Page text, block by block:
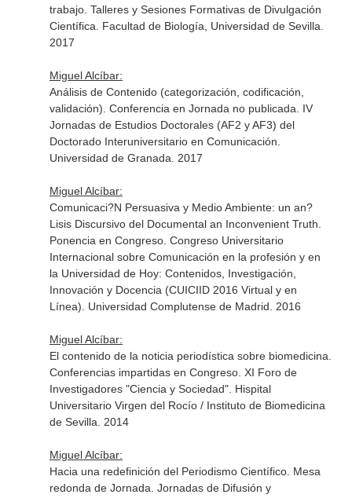
trabajo. Talleres y Sesiones Formativas de Divulgación
Científica. Facultad de Biología, Universidad de Sevilla.
2017
Miguel Alcíbar:
Análisis de Contenido (categorización, codificación,
validación). Conferencia en Jornada no publicada. IV
Jornadas de Estudios Doctorales (AF2 y AF3) del
Doctorado Interuniversitario en Comunicación.
Universidad de Granada. 2017
Miguel Alcíbar:
Comunicaci?N Persuasiva y Medio Ambiente: un an?
Lisis Discursivo del Documental an Inconvenient Truth.
Ponencia en Congreso. Congreso Universitario
Internacional sobre Comunicación en la profesión y en
la Universidad de Hoy: Contenidos, Investigación,
Innovación y Docencia (CUICIID 2016 Virtual y en
Línea). Universidad Complutense de Madrid. 2016
Miguel Alcíbar:
El contenido de la noticia periodística sobre biomedicina.
Conferencias impartidas en Congreso. XI Foro de
Investigadores "Ciencia y Sociedad". Hispital
Universitario Virgen del Rocío / Instituto de Biomedicina
de Sevilla. 2014
Miguel Alcíbar:
Hacia una redefinición del Periodismo Científico. Mesa
redonda de Jornada. Jornadas de Difusión y